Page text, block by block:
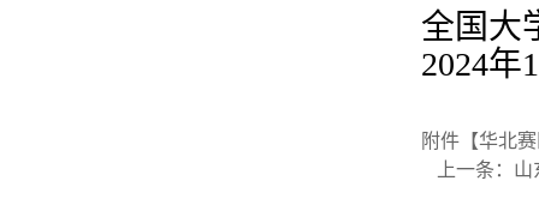
全国大
2024年
附件【华北
上一条： 山